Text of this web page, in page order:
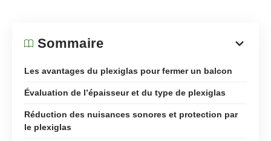
Sommaire
Les avantages du plexiglas pour fermer un balcon
Évaluation de l’épaisseur et du type de plexiglas
Réduction des nuisances sonores et protection par
le plexiglas